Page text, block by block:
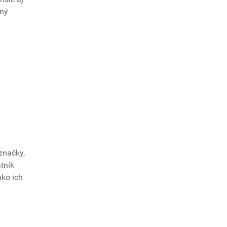
ich